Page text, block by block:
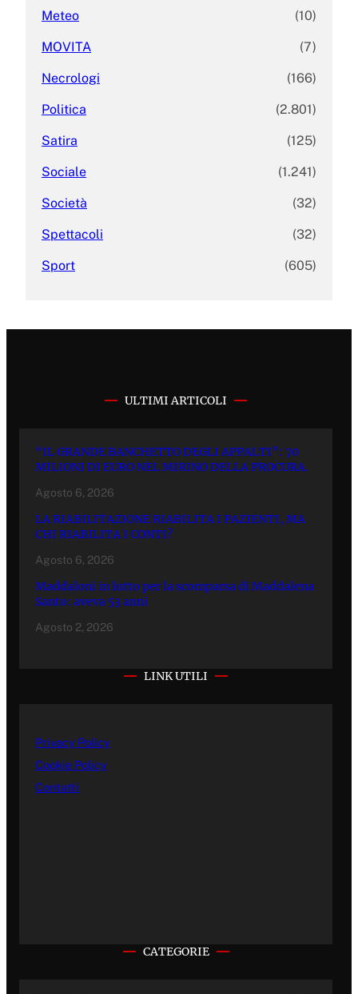
Meteo (10)
MOVITA (7)
Necrologi (166)
Politica (2.801)
Satira (125)
Sociale (1.241)
Società (32)
Spettacoli (32)
Sport (605)
ULTIMI ARTICOLI
“IL GRANDE BANCHETTO DEGLI APPALTI”: 70
MILIONI DI EURO NEL MIRINO DELLA PROCURA.
Agosto 6, 2026
LA RIABILITAZIONE RIABILITA I PAZIENTI, MA
CHI RIABILITA I CONTI?
Agosto 6, 2026
Maddaloni in lutto per la scomparsa di Maddalena
Santo: aveva 53 anni
Agosto 2, 2026
LINK UTILI
Privacy Policy
Cookie Policy
Contatti
CATEGORIE